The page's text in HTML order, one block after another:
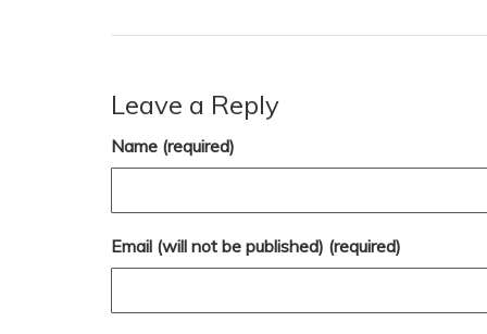
Leave a Reply
Name (required)
Email (will not be published) (required)